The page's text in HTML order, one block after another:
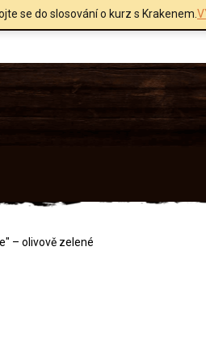
se do slosování o kurz s Krakenem.
– olivově zelené